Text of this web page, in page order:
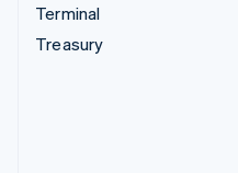
Terminal
Treasury